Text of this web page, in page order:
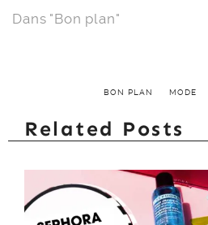
Dans "Bon plan"
BON PLAN MODE
Related Posts